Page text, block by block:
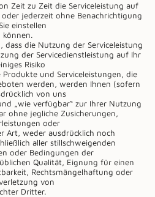
Zeit zu Zeit die Serviceleistung auf
jederzeit ohne Benachrichtigung
einstellen
können.
dass die Nutzung der Serviceleistung
der Servicedienstleistung auf Ihr
Risiko
und Serviceleistungen, die
werden, werden Ihnen (sofern
von uns
„wie verfügbar“ zur Ihrer Nutzung
ohne jegliche Zusicherungen,
oder
Art, weder ausdrücklich noch
aller stillschweigenden
oder Bedingungen der
Qualität, Eignung für einen
Rechtsmängelhaftung oder
von
Dritter.